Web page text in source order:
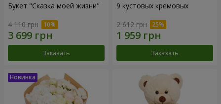
Букет "Сказка моей жизни"
4 110 грн
Заказать
9 кустовых кремовых
2 612 грн
Заказать